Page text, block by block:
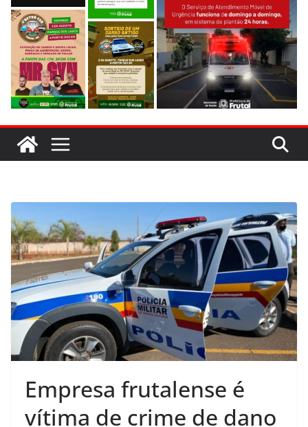
Empresa frutalense é
vítima de crime de dano